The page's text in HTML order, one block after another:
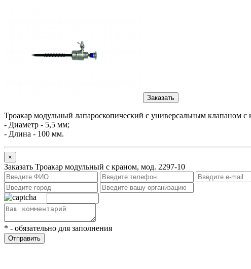
Заказать
Троакар модульный лапароскопический с универсальным клапаном
- Диаметр - 5,5 мм;
- Длина - 100 мм.
×
Заказать Троакар модульный с краном, мод. 2297-10
* - обязательно для заполнения
Отправить